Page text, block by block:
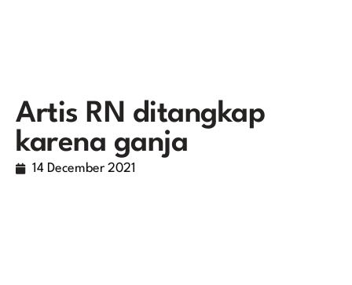
Artis RN ditangkap
karena ganja
14 December 2021